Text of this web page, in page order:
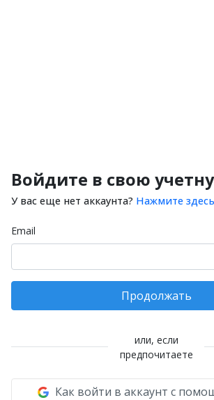
Войдите в свою
У вас еще нет аккаунта? Нажмите
Email
Продолжать
или, если
предпочитаете
Как войти в аккаунт с